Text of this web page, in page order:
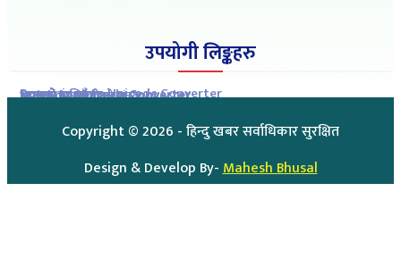
उपयोगी लिङ्कहरु
Romanized to Unicode Converter
Preeti to Unicode Converter
Unicode to Preeti Converter
आजको राशिफल
आजको सुनचाँदीको मुल्य
Copyright ©2026 - हिन्दु खबर सर्वाधिकार सुरक्षित
Design & Develop By-Mahesh Bhusal